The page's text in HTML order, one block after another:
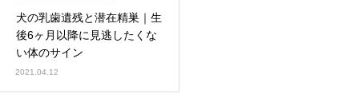
画像診断科
犬の乳歯遺残と潜在精巣｜生
後6ヶ月以降に見逃したくな
い体のサイン
2021.04.12